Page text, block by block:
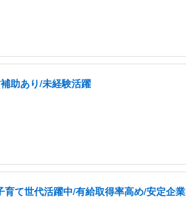
助あり/未経験活躍
て世代活躍中/有給取得率高め/安定企業